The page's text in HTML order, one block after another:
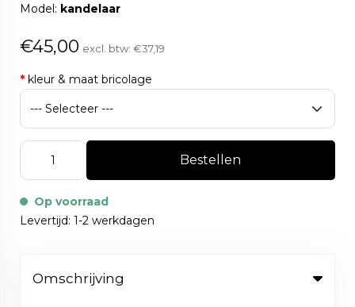
Model: kandelaar
€45,00 excl. btw: €37,19
* kleur & maat bricolage
Bestellen
Op voorraad
Levertijd: 1-2 werkdagen
Omschrijving